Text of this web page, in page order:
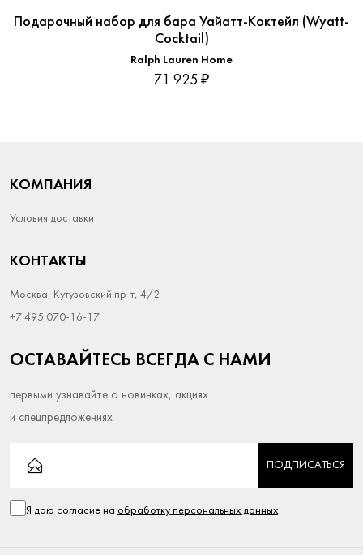
Подарочный набор для бара Уайатт-Коктейл (Wyatt-
Cocktail)
Ralph Lauren Home
71 925 ₽
КОМПАНИЯ
Условия доставки
КОНТАКТЫ
Москва, Кутузовский пр-т, 4/2
+7 495 070-16-17
ОСТАВАЙТЕСЬ ВСЕГДА С НАМИ
первыми узнавайте о новинках, акциях
и спецпредложениях
ПОДПИСАТЬСЯ
Я даю согласие на обработку персональных данных